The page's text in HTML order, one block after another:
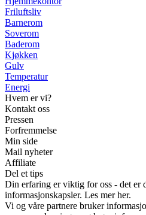
Friluftsliv
Barnerom
Soverom
Baderom
Kjøkken
Gulv
Temperatur
Energi
Hvem er vi?
Kontakt oss
Pressen
Forfremmelse
Min side
Mail nyheter
Affiliate
Del et tips
Din erfaring er viktig for oss - det er
informasjonskapsler. Les mer her.
Vi og våre partnere bruker